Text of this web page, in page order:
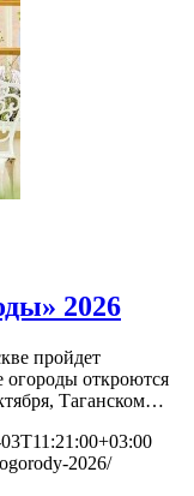
2026
пройдет
огороды откроются
Таганском…
2026/